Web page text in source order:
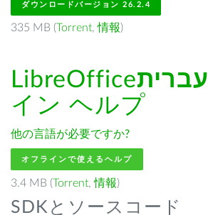
ダウンロードバージョン 26.2.4
335 MB (Torrent,情報)
LibreOfficeעברית
イン ヘルプ
他の言語が必要ですか?
オフラインで使えるヘルプ
3.4 MB (Torrent,情報)
SDKとソースコード